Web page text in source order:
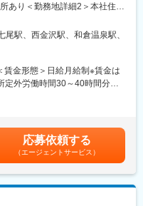
メンバー1名）
組織◎異業種からの転職者も
れており、コミュニケーショ
）
給＋賞与で安定した給与形態
ンス」の両軸で評価項目があ
の建築現場において、現場管
理、品質管理、安全管理を中
営をお任せします。お客様の
力会社と連携しながら理想の
やコスト管理、資材発注、納
施主・設計担当者との打合せ
あり＜勤務地詳細2＞本社住
動喫煙対策：敷地内喫煙可能
事業所
駅、西金沢駅、和倉温泉駅、
賃金形態＞日給月給制※賃金は
外労働時間30～40時間分を
となります。固定残業代は時
～４０時間分を支給（時間数
を考慮し、個人ごとに決
賃金はあくまでも目安の金額
性があります。月給(月額)は固
応募依頼する
（エージェントサービス）